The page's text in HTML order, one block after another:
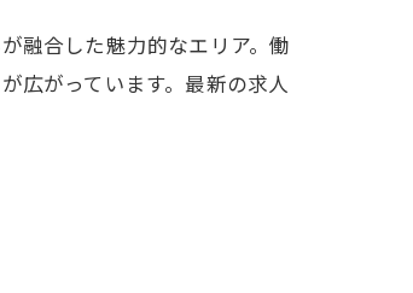
融合した魅力的なエリア。働
広がっています。最新の求人